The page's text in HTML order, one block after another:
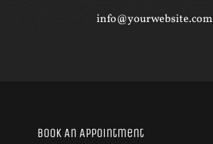
info@yourwebsite.com
Book An Appointment